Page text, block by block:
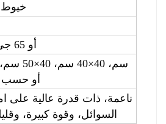
55 أو 65 جي إم
أو حسب
ناعمة، ذات قدرة عالية على
السوائل، وقوة كبيرة،